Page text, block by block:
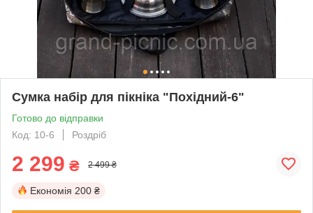
Сумка набір для пікніка "Похідний-6"
Готово до відправки
Код: 10-6
Роздріб
2 299 ₴ 2 499 ₴
Економія 200 ₴